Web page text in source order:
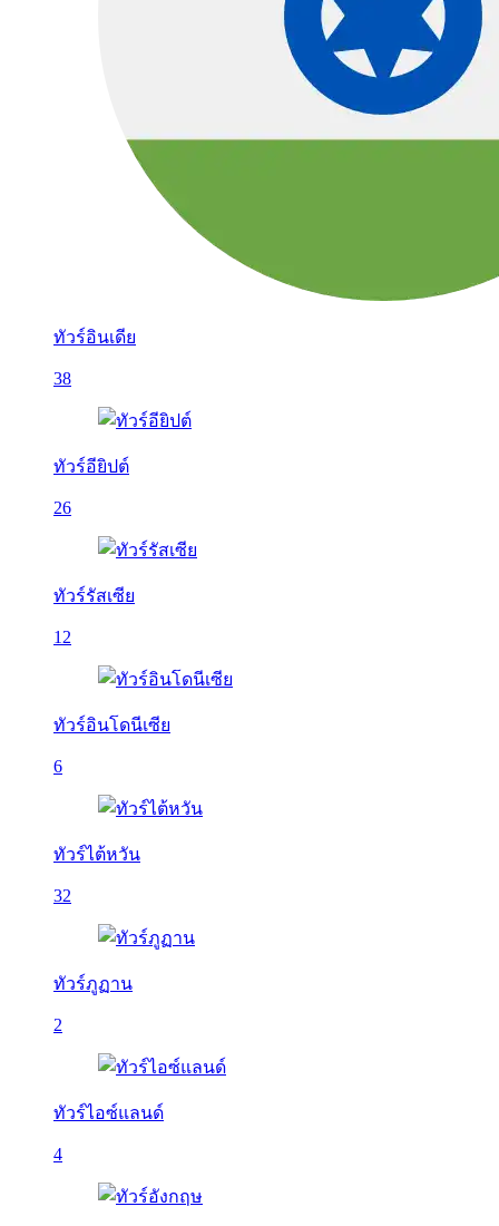
ทัวร์อินเดีย
38
ทัวร์อียิปต์
26
ทัวร์รัสเซีย
12
ทัวร์อินโดนีเซีย
6
ทัวร์ไต้หวัน
32
ทัวร์ภูฏาน
2
ทัวร์ไอซ์แลนด์
4